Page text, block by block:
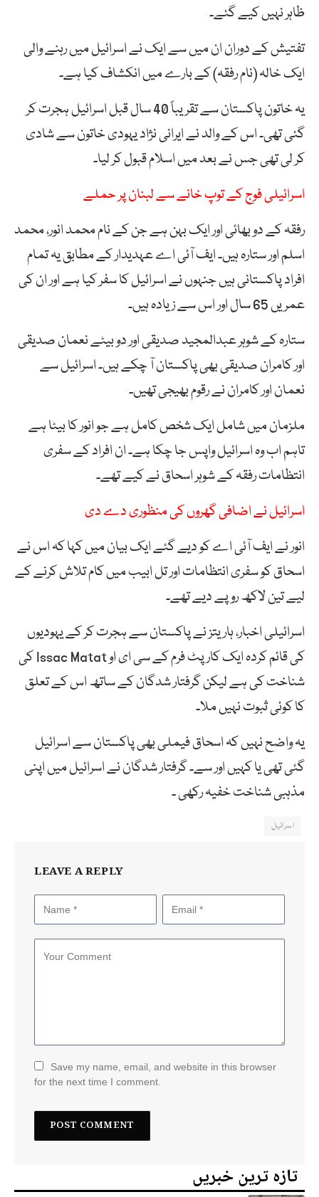
ظاہر نہیں کیے گئے۔
تفتیش کے دوران ان میں سے ایک نے اسرائیل میں رہنے والی
ایک خالہ (نام رفقہ) کے بارے میں انکشاف کیا ہے۔
یہ خاتون پاکستان سے تقریباً 40 سال قبل اسرائیل ہجرت کر
گئی تھی۔ اس کے والد نے ایرانی نژاد یہودی خاتون سے شادی
کر لی تھی جس نے بعد میں اسلام قبول کر لیا۔
اسرائیلی فوج کے توپ خانے سے لبنان پر حملے
رفقہ کے دو بھائی اور ایک بہن ہے جن کے نام محمد انور، محمد
اسلم اور ستارہ ہیں۔ ایف آئی اے عہدیدار کے مطابق یہ تمام
افراد پاکستانی ہیں جنہوں نے اسرائیل کا سفر کیا ہے اور ان کی
عمریں 65 سال اور اس سے زیادہ ہیں۔
ستارہ کے شوہر عبدالمجید صدیقی اور دو بیٹے نعمان صدیقی
اور کامران صدیقی بھی پاکستان آ چکے ہیں۔ اسرائیل سے
نعمان اور کامران نے رقوم بھیجی تھیں۔
ملزمان میں شامل ایک شخص کامل ہے جو انور کا بیٹا ہے
تاہم اب وہ اسرائیل واپس جا چکا ہے۔ ان افراد کے سفری
انتظامات رفقہ کے شوہر اسحاق نے کیے تھے۔
اسرائیل نے اضافی گھروں کی منظوری دے دی
انور نے ایف آئی اے کو دیے گئے ایک بیان میں کہا کہ اس نے
اسحاق کو سفری انتظامات اور تل ابیب میں کام تلاش کرنے کے
لیے تین لاکھ روپے دیے تھے۔
اسرائیلی اخبار، ہاریتز نے پاکستان سے ہجرت کر کے یہودیوں
کی قائم کردہ ایک کارپٹ فرم کے سی ای او Issac Matat کی
شناخت کی ہے لیکن گرفتار شدگان کے ساتھ اس کے تعلق
کا کوئی ثبوت نہیں ملا۔
یہ واضح نہیں کہ اسحاق فیملی بھی پاکستان سے اسرائیل
گئی تھی یا کہیں اور سے۔ گرفتار شدگان نے اسرائیل میں اپنی
مذہبی شناخت خفیہ رکھی ۔
اسرائیل
LEAVE A REPLY
Save my name, email, and website in this browser
for the next time I comment.
تازہ ترین خبریں